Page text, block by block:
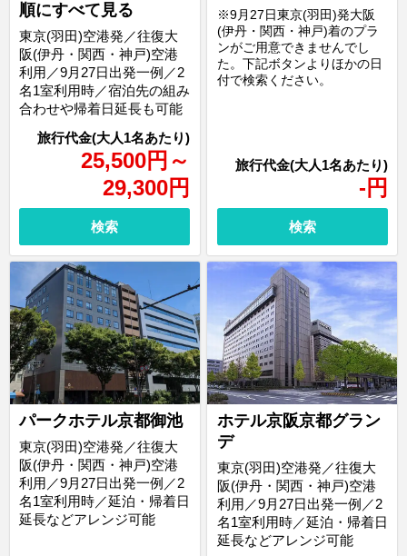
順にすべて見る
25,500円 ～
29,300円
東京(羽田)空港発／往復大
阪(伊丹・関西・神戸)空港
利用／9月27日出発一例／2
名1室利用時／宿泊先の組み
合わせや帰着日延長も可能
検索
- 円
※9月27日東京(羽田)発大阪
(伊丹・関西・神戸)着のプラ
ンがご用意できませんでし
た。下記ボタンよりほかの日
付で検索ください。
検索
パークホテル京都御池
東京(羽田)空港発／往復大
阪(伊丹・関西・神戸)空港
利用／9月27日出発一例／2
名1室利用時／延泊・帰着日
延長などアレンジ可能
ホテル京阪京都グラン
デ
東京(羽田)空港発／往復大
阪(伊丹・関西・神戸)空港
利用／9月27日出発一例／2
名1室利用時／延泊・帰着日
延長などアレンジ可能